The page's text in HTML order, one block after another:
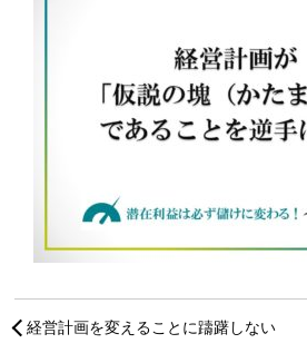
経営計画を変えることに躊躇しない